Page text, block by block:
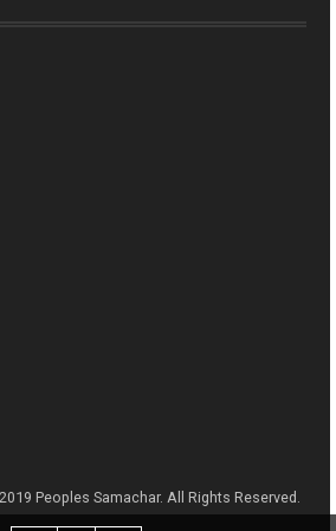
Peoples Samachar. All Rights Reserved.